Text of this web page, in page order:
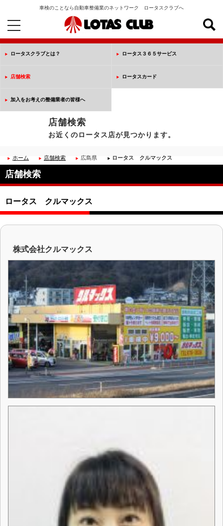
車検のことなら自動車整備業のネットワーク ロータスクラブへ
toggle
navigation
ロータスクラブとは？ ロータス３６５サービス
店舗検索 ロータスカード
加入をお考えの整備業者の皆様へ
店舗検索
お近くのロータス店が見つかります。
ホーム 店舗検索 広島県 ロータス クルマックス
店舗検索
ロータス クルマックス
株式会社クルマックス